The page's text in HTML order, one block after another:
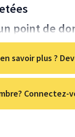
point de
savoir plus ?
Connectez-